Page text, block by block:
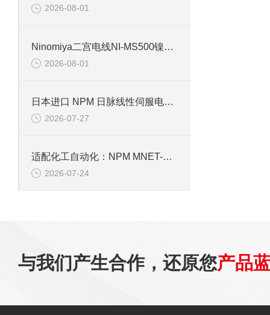
2026-08-01
Ninomiya二宫电线NI-MS500镍导体硅玻璃编织线选型资料
2026-08-01
日本进口 NPM 日脉线性伺服电机，适配半导体精密传动
2026-07-27
适配化工自动化：NPM MNET-BCDC5030A4驱动芯片性能解析
2026-07-24
与我们产生合作，还原您产品